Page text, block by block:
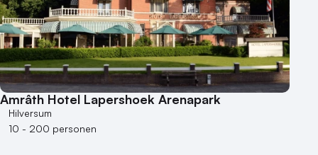
Amrâth Hotel Lapershoek Arenapark
Hilversum
10 - 200 personen